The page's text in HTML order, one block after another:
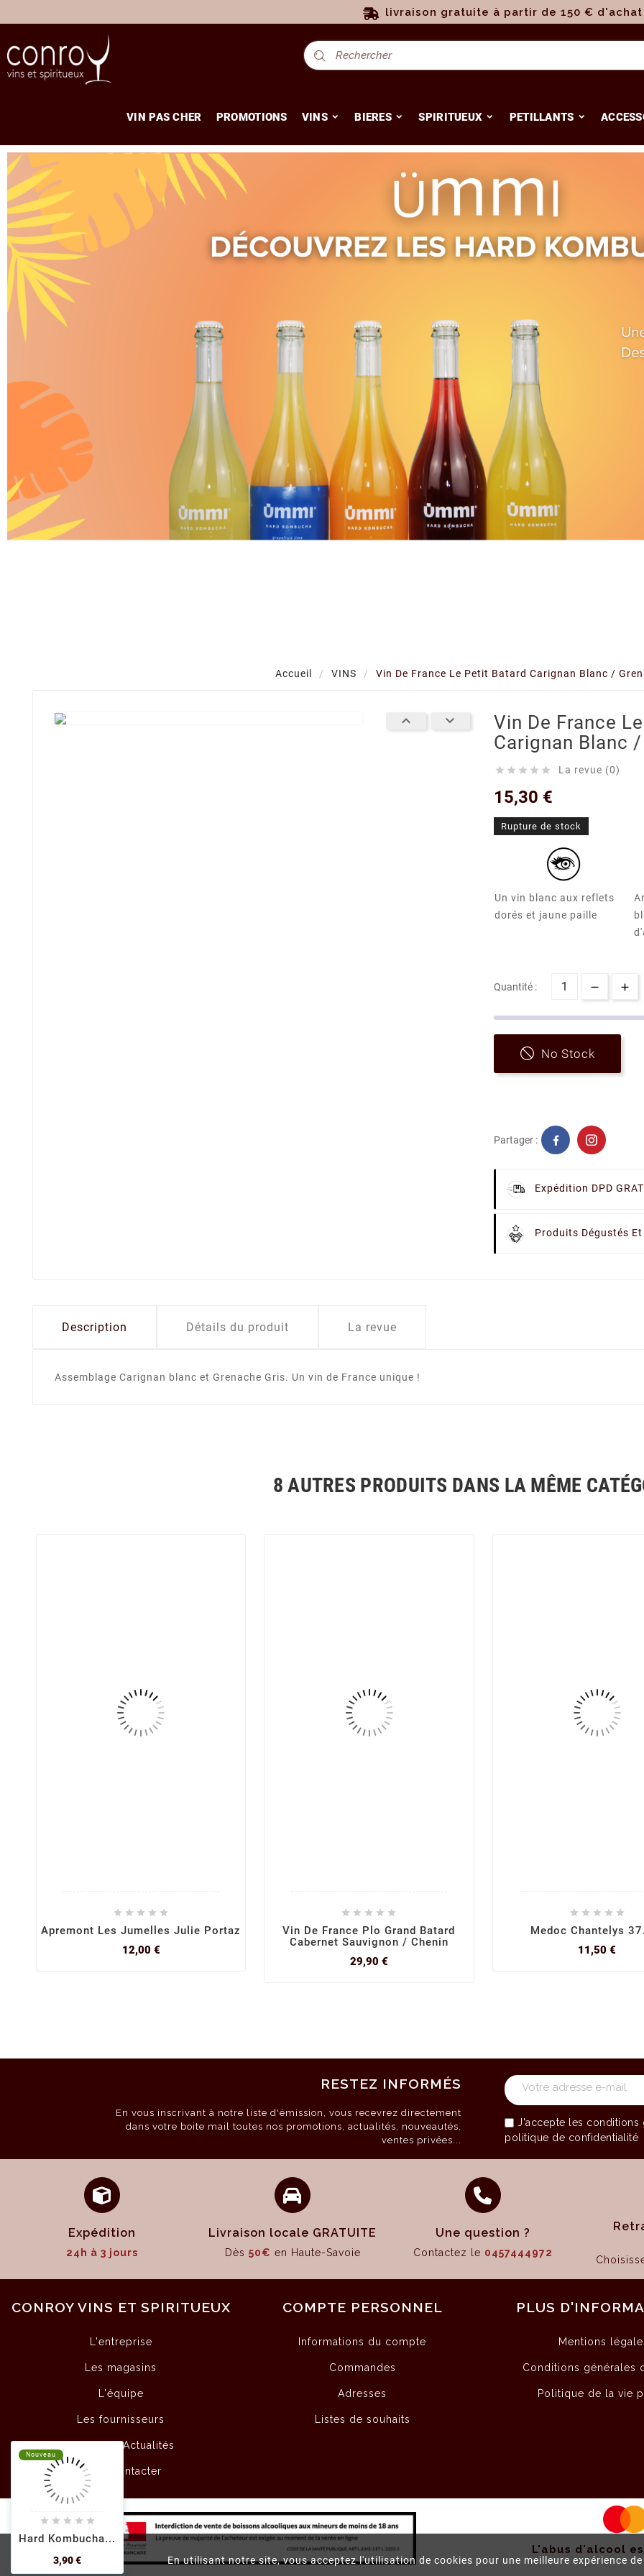
En utilisant notre site, vous acceptez l'utilisation de cookies pour une meilleure expérience
Nouveau
    
Hard Kombucha...
3,90 €Prix
Nouveau
    
Hard Kombucha...
3,90 €Prix
Nouveau
    
Hard Kombucha...
3,90 €Prix
Nouveau
    
Hard Kombucha...
3,90 €Prix
Nouveau
    
Hard Kombucha...
3,90 €Prix
livraison gratuite à partir de 150 € d'achat
VIN PAS CHER PROMOTIONS VINS BIERES SPIRITUEUX PETILLANTS
Accueil VINS Vin De France Le Petit Batard Carignan Blanc /
 
Vin De France
Carignan Blanc
     La revue (0)
15,30 €
Rupture de stock
Un vin blanc aux reflets
dorés et jaune paille
Quantité :
No Stock
Partager :
Expédition DPD
Produits Dégustés
Description Détails du produit La revue
Assemblage Carignan blanc et Grenache Gris. Un vin de France unique !
8 AUTRES PRODUITS DANS LA MÊME
    
Apremont Les Jumelles Julie Portaz
12,00 €Prix
    
Vin De France Plo Grand Batard
Cabernet Sauvignon / Chenin
29,90 €Prix
    
Medoc Chantelys
11,50 €
RESTEZ INFORMÉS
En vous inscrivant à notre liste d'émission, vous recevrez directement
dans votre boite mail toutes nos promotions, actualités, nouveautés,
ventes privées...
J'accepte les conditions
politique de confidentialité
Expédition
24h à 3 jours
Livraison locale GRATUITE
Dès 50€ en Haute-Savoie
Une question ?
Contactez le 0457444972
CONROY VINS ET SPIRITUEUX
L'entreprise
Les magasins
L'équipe
Les fournisseurs
Articles & Actualités
Nous contacter
COMPTE PERSONNEL
Informations du compte
Commandes
Adresses
Listes de souhaits
PLUS
Mentions
Conditions générales
Politique de la vie
L'abus d'alcool